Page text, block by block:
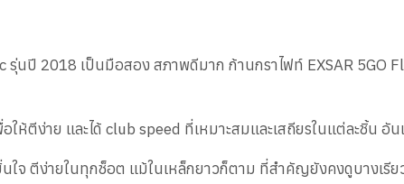
รุ่นปี 2018 เป็นมือสอง สภาพดีมาก ก้านกราไฟท์ EXSAR 5GO
ตีง่าย และได้ club speed ที่เหมาะสมและเสถียรในแต่ละชิ้น อัน
ตีง่ายในทุกช็อต แม้ในเหล็กยาวก็ตาม ที่สำคัญยังคงดูบางเรีย